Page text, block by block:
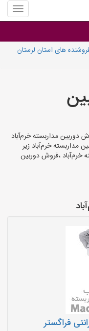
منوی
سایت
یاب
های استان لرستان
مداربسته خرم‌آباد
مداربسته خرم‌آباد زیر
خرم‌آباد ،فروش دوربین
فراگستر